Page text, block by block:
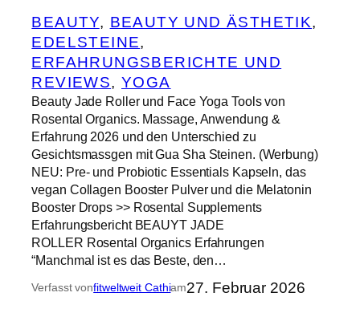
BEAUTY, BEAUTY UND ÄSTHETIK
EDELSTEINE
ERFAHRUNGSBERICHTE UND
REVIEWS, YOGA
Beauty Jade Roller und Face Yoga Tools von
Rosental Organics. Massage, Anwendung &
Erfahrung 2026 und den Unterschied zu
Gesichtsmassgen mit Gua Sha Steinen. (Werbung)
NEU: Pre- und Probiotic Essentials Kapseln, das
vegan Collagen Booster Pulver und die Melatonin
Booster Drops >> Rosental Supplements
Erfahrungsbericht BEAUYT JADE
ROLLER Rosental Organics Erfahrungen
“Manchmal ist es das Beste, den…
Verfasst vonfitweltweit Cathiam27. Februar 2026